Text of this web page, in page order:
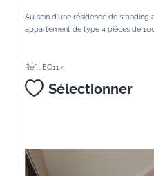
Au sein d'une résidence de standing
appartement de type 4 pièces de
Réf : EC117
Sélectionner